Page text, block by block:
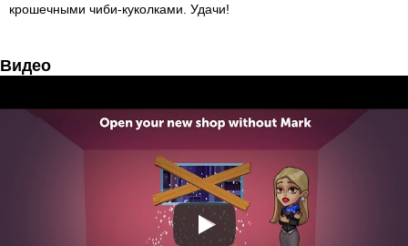
крошечными чиби-куколками. Удачи!
Видео